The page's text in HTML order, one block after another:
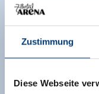
Zustimmung
Diese Webseite